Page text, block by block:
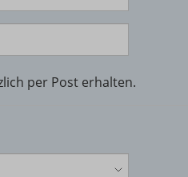
per Post erhalten.